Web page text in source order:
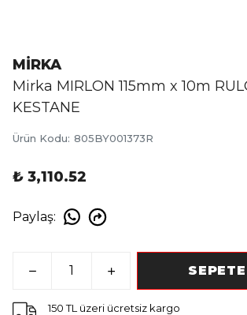
MİRKA
Mirka MIRLON 115mm x 10m
KESTANE
Ürün Kodu: 805BY001373R
₺ 3,110.52
Paylaş:
150 TL üzeri ücretsiz kargo